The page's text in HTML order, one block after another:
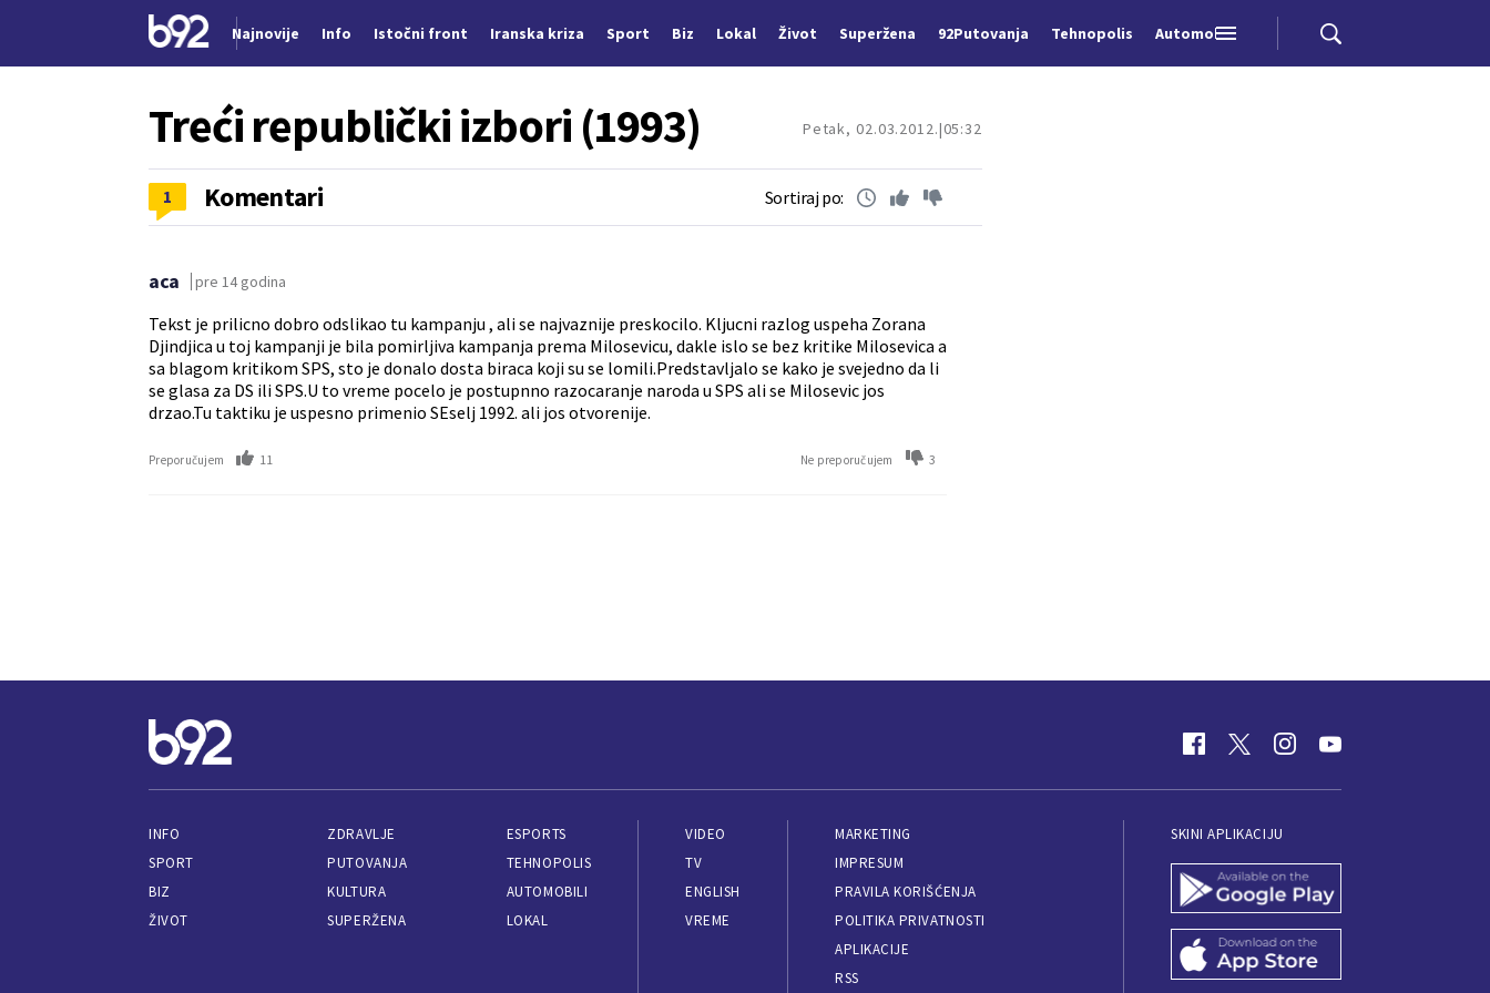
Najnovije Info Istočni front Iranska kriza Sport Biz Lokal Život Superžena 92Putovanja Tehnopolis Automobili
Petak, 02.03.2012. 05:32
Treći republički izbori (1993)
1 Komentari Sortiraj po:
aca pre 14 godina
Tekst je prilicno dobro odslikao tu kampanju , ali se najvaznije preskocilo. Kljucni razlog uspeha Zorana
Djindjica u toj kampanji je bila pomirljiva kampanja prema Milosevicu, dakle islo se bez kritike Milosevica a
sa blagom kritikom SPS, sto je donalo dosta biraca koji su se lomili.Predstavljalo se kako je svejedno da li
se glasa za DS ili SPS.U to vreme pocelo je postupnno razocaranje naroda u SPS ali se Milosevic jos
drzao.Tu taktiku je uspesno primenio SEselj 1992. ali jos otvorenije.
Preporučujem 11 Ne preporučujem 3
INFO
SPORT
BIZ
ŽIVOT
ZDRAVLJE
PUTOVANJA
KULTURA
SUPERŽENA
ESPORTS
TEHNOPOLIS
AUTOMOBILI
LOKAL
VIDEO
TV
ENGLISH
VREME
MARKETING
IMPRESUM
PRAVILA KORIŠĆENJA
POLITIKA PRIVATNOSTI
APLIKACIJE
RSS
SKINI APLIKACIJU